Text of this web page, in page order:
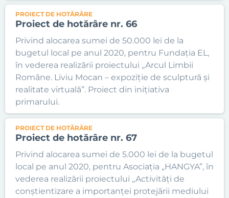
PROIECT DE HOTĂRÂRE
Proiect de hotărâre nr. 66
Privind alocarea sumei de 50.000 lei de la
bugetul local pe anul 2020, pentru Fundația EL,
în vederea realizării proiectului ,,Arcul Limbii
Române. Liviu Mocan – expoziție de sculptură și
realitate virtuală”. Proiect din inițiativa
primarului.
PROIECT DE HOTĂRÂRE
Proiect de hotărâre nr. 67
Privind alocarea sumei de 5.000 lei de la bugetul
local pe anul 2020, pentru Asociația „HANGYA”, în
vederea realizării proiectului ,,Activități de
conștientizare a importanței protejării mediului